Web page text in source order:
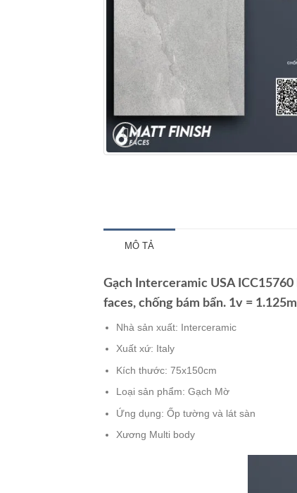
MÔ TẢ
Gạch Interceramic USA
faces, chống bám bẩn. 1v =
Nhà sản xuất: Interceramic
Xuất xứ: Italy
Kích thước: 75x150cm
Loại sản phẩm: Gạch Mờ
Ứng dụng: Ốp tường và lát sàn
Xương Multi body